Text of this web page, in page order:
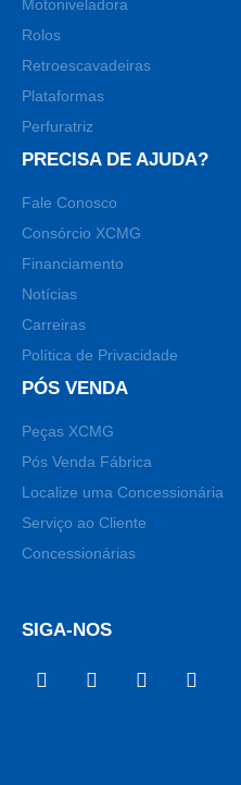
Motoniveladora
Rolos
Retroescavadeiras
Plataformas
Perfuratriz
PRECISA DE AJUDA?
Fale Conosco
Consórcio XCMG
Financiamento
Notícias
Carreiras
Política de Privacidade
PÓS VENDA
Peças XCMG
Pós Venda Fábrica
Localize uma Concessionária
Serviço ao Cliente
Concessionárias
SIGA-NOS